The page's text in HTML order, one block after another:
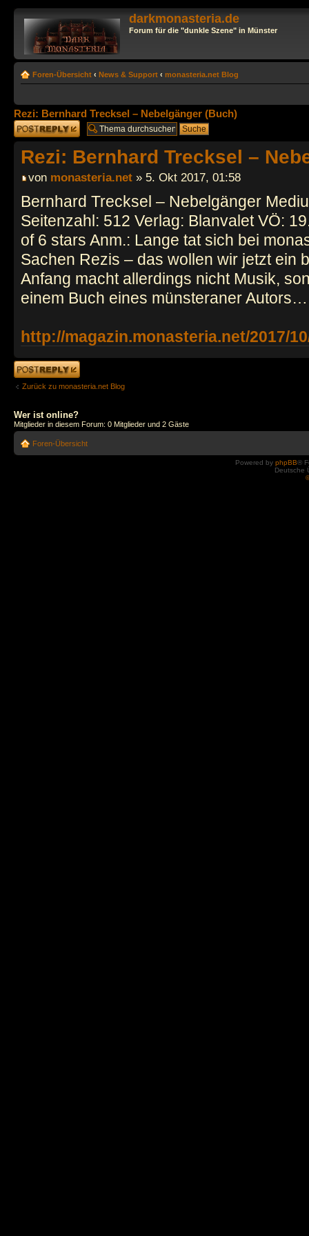
darkmonasteria.de
Forum für die "dunkle Szene" in Münster
Foren-Übersicht ‹ News & Support ‹ monasteria.net Blog
Rezi: Bernhard Trecksel – Nebelgänger (Buch)
Antwort erstellen
Rezi: Bernhard Trecksel –
von monasteria.net » 5. Okt 2017, 01:58
Bernhard Trecksel – Nebelgänger
Seitenzahl: 512 Verlag: Blanvalet VÖ:
of 6 stars Anm.: Lange tat sich bei
Sachen Rezis – das wollen wir jetzt ein
Anfang macht allerdings nicht Musik,
einem Buch eines münsteraner
http://magazin.monasteria.net/2017/
Antwort erstellen
Zurück zu monasteria.net Blog
Wer ist online?
Mitglieder in diesem Forum: 0 Mitglieder und 2 Gäste
Foren-Übersicht
Powered by phpBB®
Deutsche